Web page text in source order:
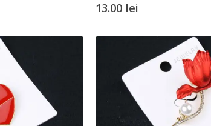
13.00 lei